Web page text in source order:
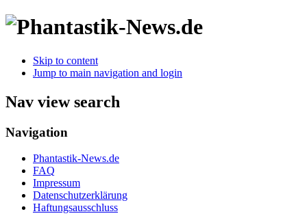
Skip to content
Jump to main navigation and login
Nav view search
Navigation
Phantastik-News.de
FAQ
Impressum
Datenschutzerklärung
Haftungsausschluss